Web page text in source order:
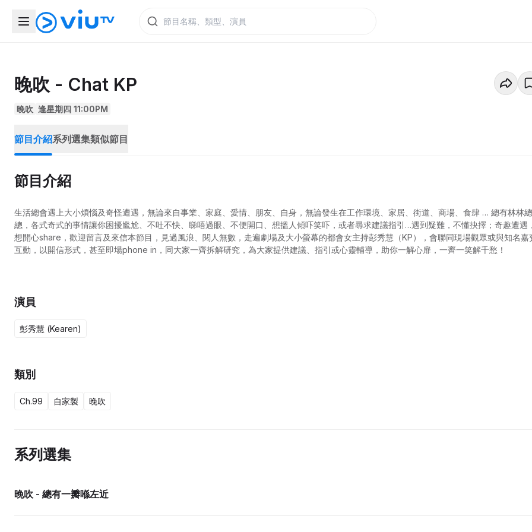
晚吹 - Chat KP
晚吹 逢星期四 11:00PM
節目介紹系列選集類似節目
節目介紹
生活總會遇上大小煩惱及奇怪遭遇，無論來自事業、家庭、愛情、朋友、自身，無論發生在工作環境、家居、街道、商場、食肆 … 總有林林總
總，各式奇式的事情讓你困擾尷尬、不吐不快、睇唔過眼、不便開口、想搵人傾吓笑吓，或者尋求建議指引…遇到疑難，不懂抉擇；奇趣遭遇，
想開心share，歡迎留言及來信本節目，見過風浪、閱人無數，走遍劇場及大小螢幕的都會女主持彭秀慧（KP），會聯同現場觀眾或與知名嘉
互動，以開信形式，甚至即場phone in，同大家一齊拆解研究，為大家提供建議、指引或心靈輔導，助你一解心扉，一齊一笑解千愁！
演員
彭秀慧 (Kearen)
類別
Ch.99 自家製 晚吹
系列選集
晚吹 - 總有一瓣喺左近